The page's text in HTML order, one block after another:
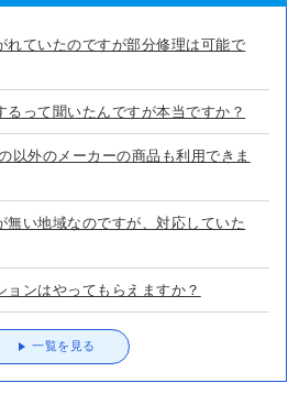
れていたのですが部分修理は可能で
るって聞いたんですが本当ですか？
以外のメーカーの商品も利用できま
無い地域なのですが、対応していた
ョンはやってもらえますか？
一覧を見る